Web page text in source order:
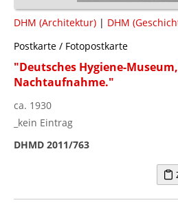
DHM (Architektur) | DHM
Postkarte / Fotopostkarte
"Deutsches Hygiene-
Nachtaufnahme."
ca. 1930
_kein Eintrag
DHMD 2011/763